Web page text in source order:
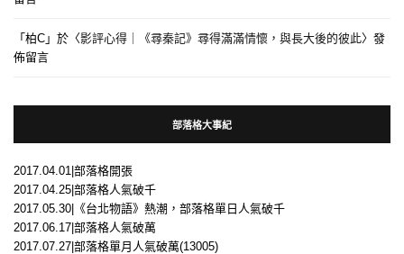
「柏C 」於〈影評心得｜《尋秦記》尋得滿滿情懷，與長大後的彼此〉發
佈留言
部落格大事紀
2017.04.01|部落格開張
2017.04.25|部落格人氣破千
2017.05.30|《台北物語》熱潮，部落格單日人氣破千
2017.06.17|部落格人氣破萬
2017.07.27|部落格單月人氣破萬(13005)